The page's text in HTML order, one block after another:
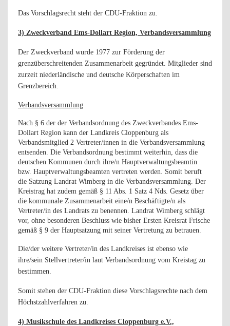
Das Vorschlagsrecht steht der CDU-Fraktion zu.
3) Zweckverband Ems-Dollart Region, Verbandsversammlung
Der Zweckverband wurde 1977 zur Förderung der
grenzüberschreitenden Zusammenarbeit gegründet. Mitglieder sind
zurzeit niederländische und deutsche Körperschaften im
Grenzbereich.
Verbandsversammlung
Nach § 6 der der Verbandsordnung des Zweckverbandes Ems-
Dollart Region kann der Landkreis Cloppenburg als
Verbandsmitglied 2 Vertreter/innen in die Verbandsversammlung
entsenden. Die Verbandsordnung bestimmt weiterhin, dass die
deutschen Kommunen durch ihre/n Hauptverwaltungsbeamtin
bzw. Hauptverwaltungsbeamten vertreten werden. Somit beruft
die Satzung Landrat Wimberg in die Verbandsversammlung. Der
Kreistrag hat zudem gemäß § 11 Abs. 1 Satz 4 Nds. Gesetz über
die kommunale Zusammenarbeit eine/n Beschäftigte/n als
Vertreter/in des Landrats zu benennen. Landrat Wimberg schlägt
vor, ohne besonderen Beschluss wie bisher Ersten Kreisrat Frische
gemäß § 9 der Hauptsatzung mit seiner Vertretung zu betrauen.
Die/der weitere Vertreter/in des Landkreises ist ebenso wie
ihre/sein Stellvertreter/in laut Verbandsordnung vom Kreistag zu
bestimmen.
Somit stehen der CDU-Fraktion diese Vorschlagsrechte nach dem
Höchstzahlverfahren zu.
4) Musikschule des Landkreises Cloppenburg e.V.,